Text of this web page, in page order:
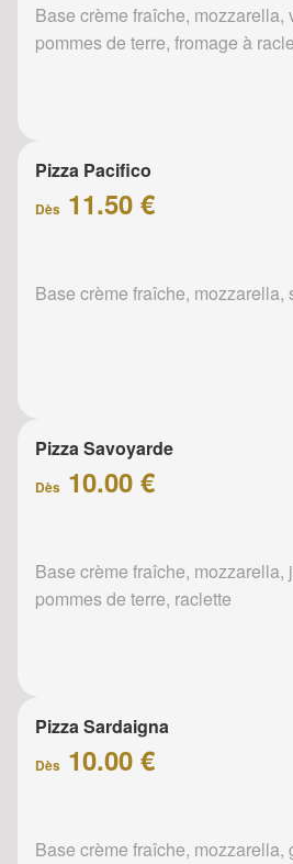
Base crème fraîche, mozzarella,
pommes de terre, fromage à
Pizza Pacifico
Dès 11.50 €
Base crème fraîche, mozzarella,
Pizza Savoyarde
Dès 10.00 €
Base crème fraîche, mozzarella,
pommes de terre, raclette
Pizza Sardaigna
Dès 10.00 €
Base crème fraîche, mozzarella,